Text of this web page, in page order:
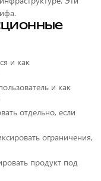
и как
и как
отдельно, если
ограничения,
продукт под